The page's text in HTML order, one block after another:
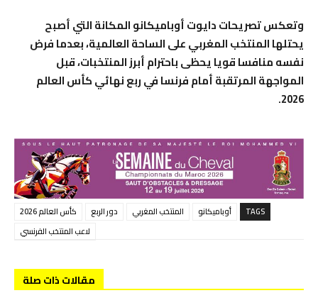
وتعكس تصريحات دايوت أوباميكانو المكانة التي أصبح
يحتلها المنتخب المغربي على الساحة العالمية، بعدما فرض
نفسه منافسا قويا يحظى باحترام أبرز المنتخبات، قبل
المواجهة المرتقبة أمام فرنسا في ربع نهائي كأس العالم
2026.
TAGS أوباميكانو المنتخب المغربي دور الربع
كأس العالم 2026
لاعب المنتخب الفرنسي
مقالات ذات صلة